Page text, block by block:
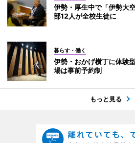
伊勢・厚生中で「伊勢大
部12人が全校生徒に
暮らす・働く
伊勢・おかげ横丁に体験
場は事前予約制
もっと見る